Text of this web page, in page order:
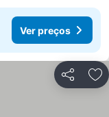
Ver preços
Partilhar